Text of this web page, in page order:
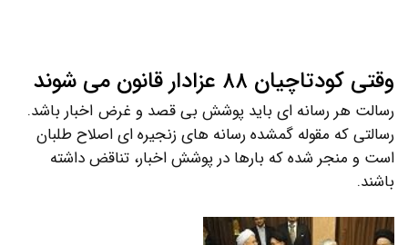
وقتی کودتاچیان ۸۸ عزادار قانون می شوند
رسالت هر رسانه ای باید پوشش بی قصد و غرض اخبار باشد.
رسالتی که مقوله گمشده رسانه های زنجیره ای اصلاح طلبان
است و منجر شده که بارها در پوشش اخبار، تناقض داشته
باشند.